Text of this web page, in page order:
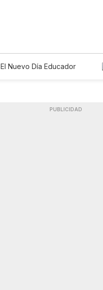
El Nuevo Día Educador
PUBLICIDAD